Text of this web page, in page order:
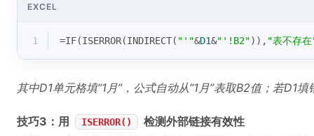
EXCEL
1 =IF(ISERROR(INDIRECT( "'"&D1&"'!B2")), "表不存
其中D1单元格填“1月”，公式自动从“1月”表取B2值；若D1
技巧3：用 ISERROR()
检测外部链接有效性